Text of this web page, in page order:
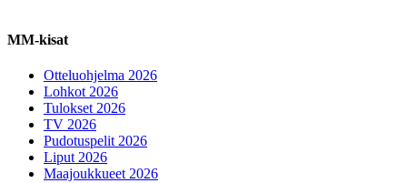
MM-kisat
Otteluohjelma 2026
Lohkot 2026
Tulokset 2026
TV 2026
Pudotuspelit 2026
Liput 2026
Maajoukkueet 2026